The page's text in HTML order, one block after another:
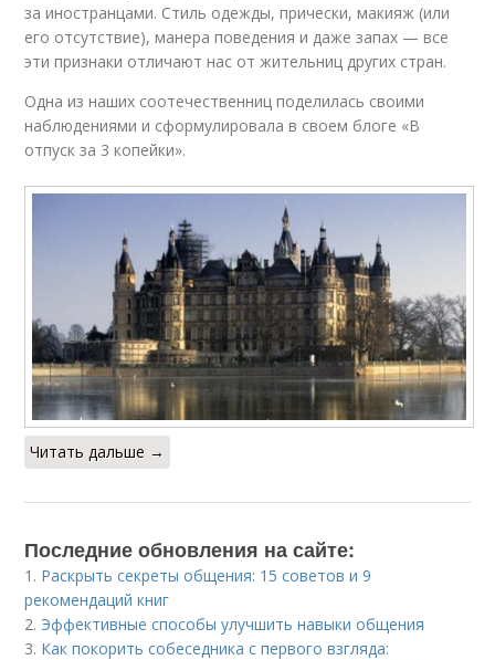
за иностранцами. Стиль одежды, прически, макияж (или
его отсутствие), манера поведения и даже запах — все
эти признаки отличают нас от жительниц других стран.
Одна из наших соотечественниц поделилась своими
наблюдениями и сформулировала в своем блоге «В
отпуск за 3 копейки».
Читать дальше →
Последние обновления на сайте:
1. Раскрыть секреты общения: 15 советов и 9
рекомендаций книг
2. Эффективные способы улучшить навыки общения
3. Как покорить собеседника с первого взгляда: